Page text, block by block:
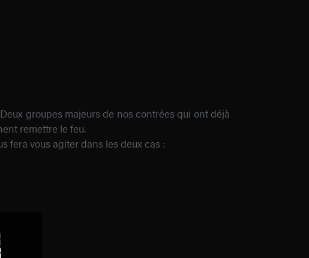
groupes majeurs de nos contrées qui ont déjà
remettre le feu.
fera vous agiter dans les deux cas :